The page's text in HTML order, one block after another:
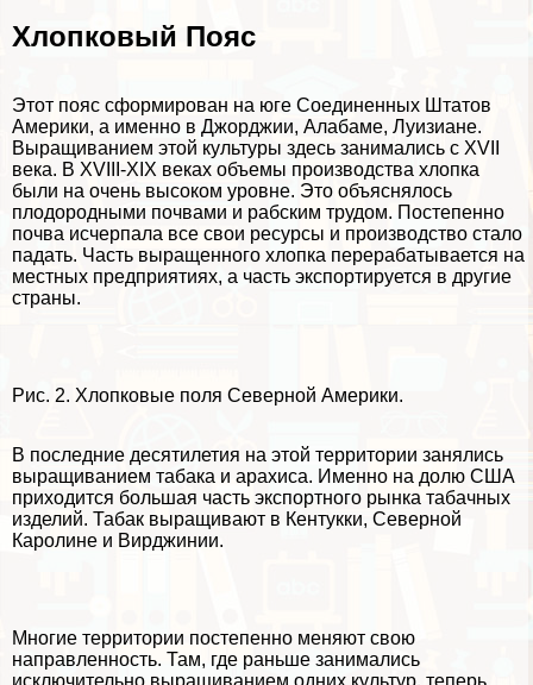
Хлопковый Пояс
Этот пояс сформирован на юге Соединенных Штатов
Америки, а именно в Джорджии, Алабаме, Луизиане.
Выращиванием этой культуры здесь занимались с XVII
века. В XVIII-XIX веках объемы производства хлопка
были на очень высоком уровне. Это объяснялось
плодородными почвами и рабским трудом. Постепенно
почва исчерпала все свои ресурсы и производство стало
падать. Часть выращенного хлопка переpaбатывается на
местных предприятиях, а часть экспортируется в другие
страны.
Рис. 2. Хлопковые поля Северной Америки.
В последние десятилетия на этой территории занялись
выращиванием табака и арахиса. Именно на долю США
приходится большая часть экспортного рынка табачных
изделий. Табак выращивают в Кентукки, Северной
Каролине и Вирджинии.
Многие территории постепенно меняют свою
направленность. Там, где раньше занимались